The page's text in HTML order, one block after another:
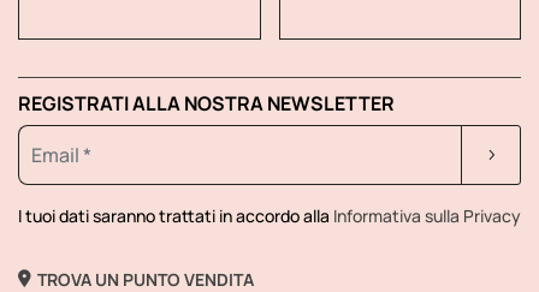
REGISTRATI ALLA NOSTRA NEWSLETTER
I tuoi dati saranno trattati in accordo alla Informativa sulla Privacy
TROVA UN PUNTO VENDITA